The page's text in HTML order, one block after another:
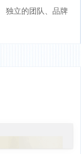
独立的团队、品牌